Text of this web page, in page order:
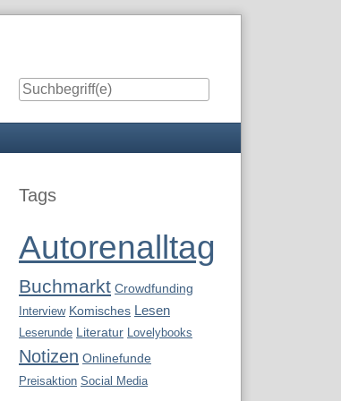
Seitenleiste
Tags
Autorenalltag
Buchmarkt Crowdfunding
Interview Komisches Lesen
Leserunde Literatur Lovelybooks
Notizen Onlinefunde
Preisaktion Social Media